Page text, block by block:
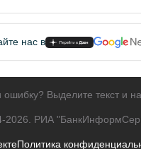
нас в
Выделите текст и
2026. РИА
Политика